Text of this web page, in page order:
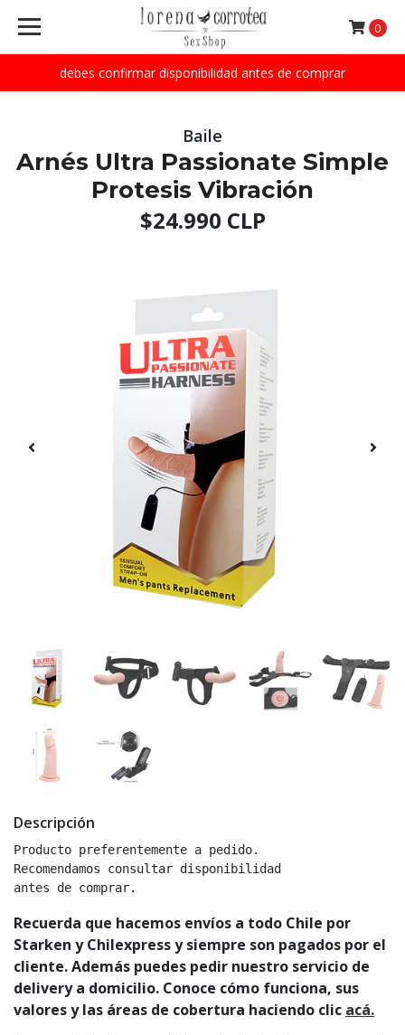
debes confirmar disponibilidad antes de comprar
0
Baile
Arnés Ultra Passionate Simple
Protesis Vibración
$24.990 CLP
Descripción
Producto preferentemente a pedido.
Recomendamos consultar disponibilidad
antes de comprar.
Recuerda que hacemos envíos a todo Chile por
Starken y Chilexpress y siempre son pagados por el
cliente. Además puedes pedir nuestro servicio de
delivery a domicilio. Conoce cómo funciona, sus
valores y las áreas de cobertura haciendo clic acá.